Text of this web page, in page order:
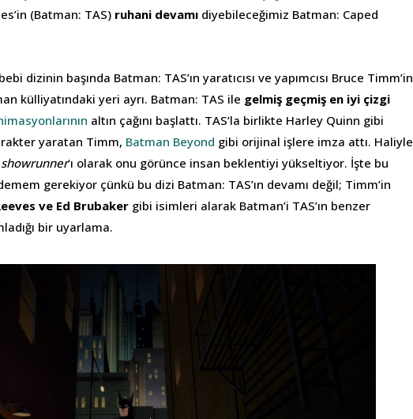
(Batman: TAS) ruhani devamı diyebileceğimiz Batman: Caped
dizinin başında Batman: TAS’ın yaratıcısı ve yapımcısı Bruce Timm’in
külliyatındaki yeri ayrı. Batman: TAS ile gelmiş geçmiş en iyi çizgi
altın çağını başlattı. TAS’la birlikte Harley Quinn gibi
yaratan Timm, Batman Beyond gibi orijinal işlere imza attı. Haliyle
showrunner‘ı olarak onu görünce insan beklentiyi yükseltiyor. İşte bu
gerekiyor çünkü bu dizi Batman: TAS’ın devamı değil; Timm’in
ve Ed Brubaker gibi isimleri alarak Batman’i TAS’ın benzer
bir uyarlama.